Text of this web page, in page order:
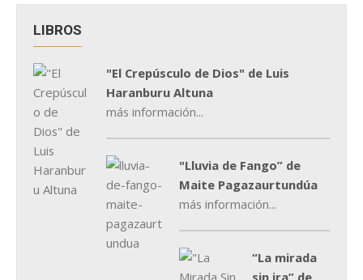
LIBROS
"El Crepúsculo de Dios" de Luis
Haranburu Altuna
más información...
"Lluvia de Fango” de
Maite Pagazaurtundúa
más información...
“La mirada